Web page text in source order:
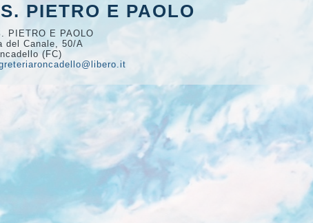
PIETRO E PAOLO
PIETRO E PAOLO
del Canale, 50/A
(FC)
libero.it